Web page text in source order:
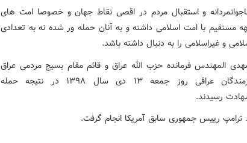
و استقبال مردم در اقصی نقاط جهان و خصوصا امت های
مستقیم با امت اسلامی داشته و به آنان حمله ور شده نه به تعدادی
و غیراسلامی را به دنبال داشته باشد.
المهندس فرمانده حزب الله عراق و قائم مقام بسیج مردمی عراق
(الحشد الشعبی) و شمار دیگری از رزمندگان عراقی روز جمعه ۱۳ دی‌ سال ۱۳۹۸ در نتیجه حمله
رسیدند.
ترامپ رییس جمهوری سابق آمریکا انجام گرفت.